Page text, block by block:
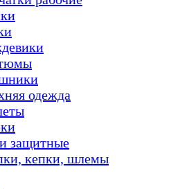
одежда
защитные
кепки, шлемы